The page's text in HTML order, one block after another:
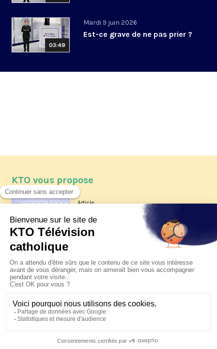
03:49
Mardi 9 juin 2026
Est-ce grave de ne pas prier ?
KTO vous propose
Article
Les reportages d'été 2026 de KTO
La visite pastorale du pape Léon
XIV à Assise à suivre sur KTO le
jeudi 6 août
Le pape en Uruguay, Argentine et
Pérou du 6 au 17 novembre 2026